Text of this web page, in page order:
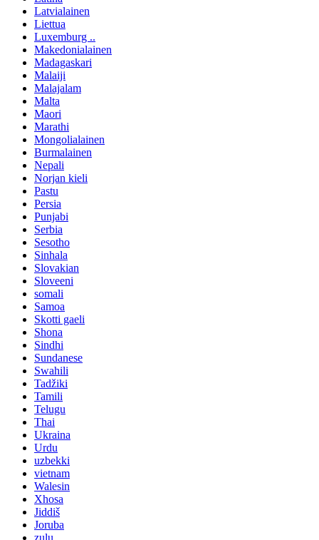
Latvialainen
Liettua
Luxemburg ..
Makedonialainen
Madagaskari
Malaiji
Malajalam
Malta
Maori
Marathi
Mongolialainen
Burmalainen
Nepali
Norjan kieli
Pastu
Persia
Punjabi
Serbia
Sesotho
Sinhala
Slovakian
Sloveeni
somali
Samoa
Skotti gaeli
Shona
Sindhi
Sundanese
Swahili
Tadžiki
Tamili
Telugu
Thai
Ukraina
Urdu
uzbekki
vietnam
Walesin
Xhosa
Jiddiš
Joruba
zulu